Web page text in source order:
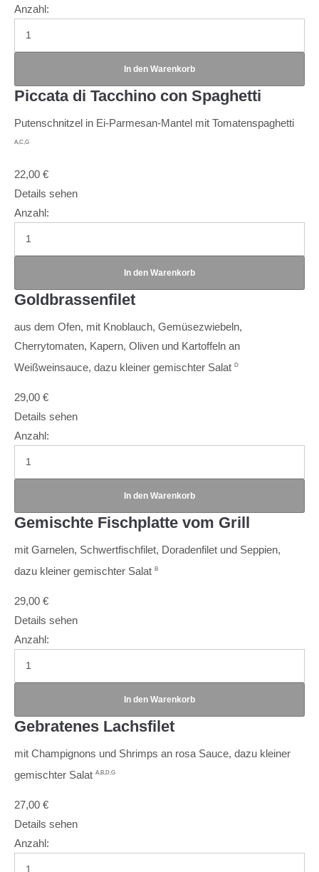
Anzahl:
Piccata di Tacchino con Spaghetti
Putenschnitzel in Ei-Parmesan-Mantel mit Tomatenspaghetti
A,C,G
22,00 €
Details sehen
Anzahl:
Goldbrassenfilet
aus dem Ofen, mit Knoblauch, Gemüsezwiebeln,
Cherrytomaten, Kapern, Oliven und Kartoffeln an
Weißweinsauce, dazu kleiner gemischter Salat D
29,00 €
Details sehen
Anzahl:
Gemischte Fischplatte vom Grill
mit Garnelen, Schwertfischfilet, Doradenfilet und Seppien,
dazu kleiner gemischter Salat B
29,00 €
Details sehen
Anzahl:
Gebratenes Lachsfilet
mit Champignons und Shrimps an rosa Sauce, dazu kleiner
gemischter Salat A,B,D,G
27,00 €
Details sehen
Anzahl: